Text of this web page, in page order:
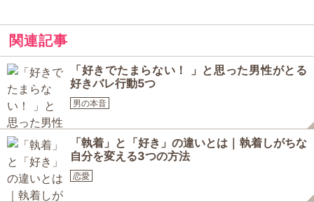
関連記事
「好きでたまらない！ 」と思った男性がとる
好きバレ行動5つ
男の本音
「執着」と「好き」の違いとは｜執着しがちな
自分を変える3つの方法
恋愛